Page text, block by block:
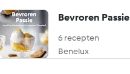
Bevroren Passie
6 recepten
Benelux